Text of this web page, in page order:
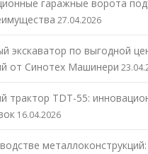
гаражные ворота
27.04.2026
экскаватор по выгодной
от Синотех Машинери
трактор TDT-55:
16.04.2026